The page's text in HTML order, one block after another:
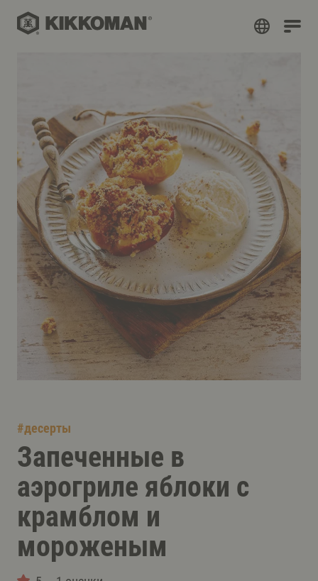
#десерты
Запеченные в
аэрогриле яблоки с
крамблом и
мороженым